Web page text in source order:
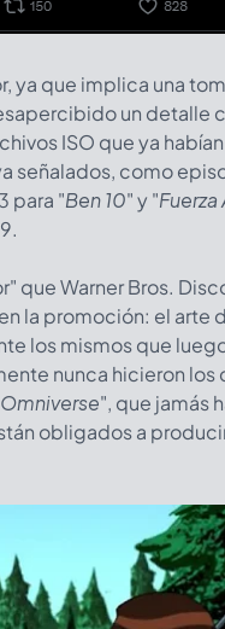
ya que implica una
un detalle
ISO que ya
señalados, como
para "Ben 10" y "
que Warner Bros.
la promoción: el arte
los mismos que
nunca hicieron
Omniverse", que jamás
obligados a